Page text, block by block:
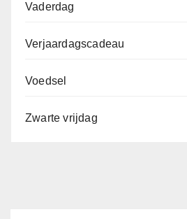
Vaderdag
Verjaardagscadeau
Voedsel
Zwarte vrijdag